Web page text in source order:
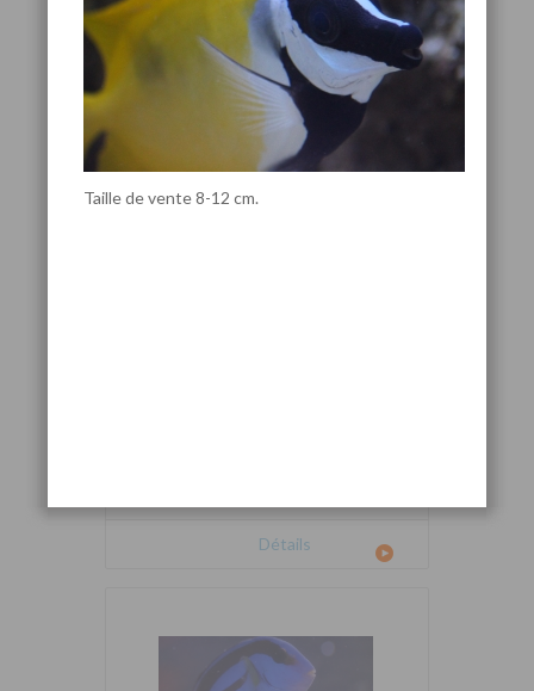
Canthigaster valentini
Détails
Taille de vente 8-12 cm.